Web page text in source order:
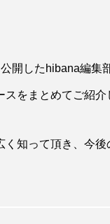
開したhibana編集
をまとめてご紹介
く知って頂き、今